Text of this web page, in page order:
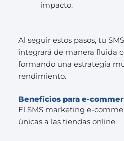
impacto.
Al seguir estos pasos, tu
integrará de manera fluida
formando una estrategia
rendimiento.
Beneficios para e-
El SMS marketing e-
únicas a las tiendas online: